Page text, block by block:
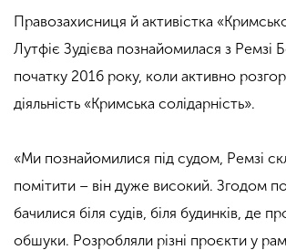
Правозахисниця й активістка
Лутфіє Зудієва познайомилася з Ремзі
початку 2016 року, коли активно
діяльність «Кримська солідарність».
«Ми познайомилися під судом, Ремзі
помітити – він дуже високий. Згодом
бачилися біля судів, біля будинків, де
обшуки. Розробляли різні проєкти у